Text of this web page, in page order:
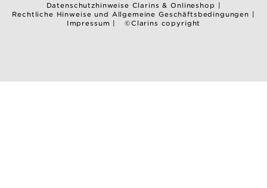
Datenschutzhinweise Clarins & Onlineshop |
Rechtliche Hinweise und Allgemeine Geschäftsbedingungen |
Impressum | ©Clarins copyright